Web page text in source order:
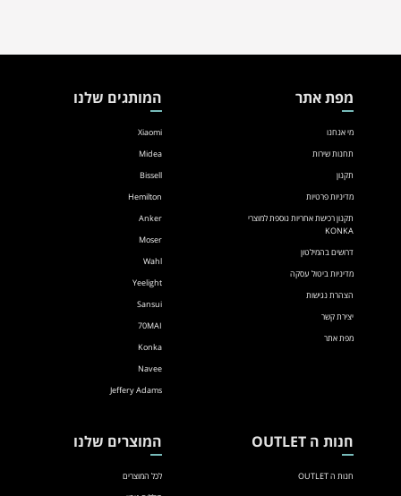
מפת אתר
מי אנחנו
תחנות שירות
תקנון
מדיניות פרטיות
תקנון רכישת אחריות נוספת למוצרי
KONKA
דרושים בהמילטון
מדיניות ביטול עסקה
הצהרת נגישות
יצירת קשר
מפת אתר
המותגים שלנו
Xiaomi
Midea
Bissell
Hemilton
Anker
Moser
Wahl
Yeelight
Sansui
70MAI
Konka
Navee
Jeffery Adams
חנות ה OUTLET
חנות ה OUTLET
המוצרים שלנו
לכל המוצרים